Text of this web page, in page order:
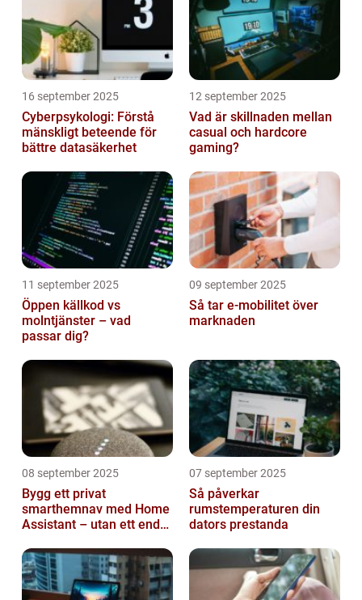
16 september 2025
Cyberpsykologi: Förstå
mänskligt beteende för
bättre datasäkerhet
12 september 2025
Vad är skillnaden mellan
casual och hardcore
gaming?
11 september 2025
Öppen källkod vs
molntjänster – vad
passar dig?
09 september 2025
Så tar e-mobilitet över
marknaden
08 september 2025
Bygg ett privat
smarthemnav med Home
Assistant – utan ett enda
07 september 2025
Så påverkar
rumstemperaturen din
dators prestanda